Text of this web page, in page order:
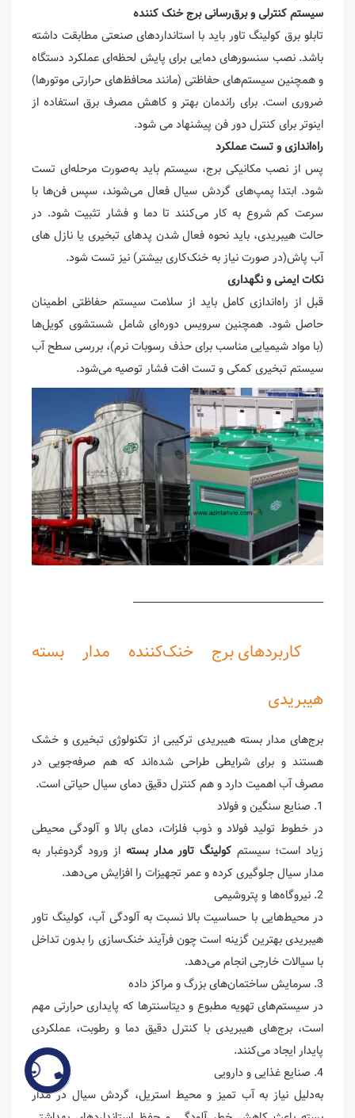
ارتباط با ما
سیستم کنترلی و برق‌رسانی برج خنک کننده
تابلو برق کولینگ تاور باید با استانداردهای صنعتی مطابقت داشته
باشد. نصب سنسورهای دمایی برای پایش لحظه‌ای عملکرد دستگاه
و همچنین سیستم‌های حفاظتی (مانند محافظ‌های حرارتی موتورها)
ضروری است. برای راندمان بهتر و کاهش مصرف برق استفاده از
اینوتر برای کنترل دور فن پیشنهاد می شود.
راه‌اندازی و تست عملکرد
پس از نصب مکانیکی برج، سیستم باید به‌صورت مرحله‌ای تست
شود. ابتدا پمپ‌های گردش سیال فعال می‌شوند، سپس فن‌ها با
سرعت کم شروع به کار می‌کنند تا دما و فشار تثبیت شود. در
حالت هیبریدی، باید نحوه فعال شدن پدهای تبخیری یا نازل های
آب پاش(در صورت نیاز به خنک‌کاری بیشتر) نیز تست شود.
نکات ایمنی و نگهداری
قبل از راه‌اندازی کامل باید از سلامت سیستم حفاظتی اطمینان
حاصل شود. همچنین سرویس دوره‌ای شامل شستشوی کویل‌ها
(با مواد شیمیایی مناسب برای حذف رسوبات نرم)، بررسی سطح آب
سیستم تبخیری کمکی و تست افت فشار توصیه می‌شود.
________________________________________
کاربردهای برج خنک‌کننده مدار بسته
هیبریدی
برج‌های مدار بسته هیبریدی ترکیبی از تکنولوژی تبخیری و خشک
هستند و برای شرایطی طراحی شده‌اند که هم صرفه‌جویی در
مصرف آب اهمیت دارد و هم کنترل دقیق دمای سیال حیاتی است.
1. صنایع سنگین و فولاد
در خطوط تولید فولاد و ذوب فلزات، دمای بالا و آلودگی محیطی
زیاد است؛ سیستمکولینگ تاور مدار بسته از ورود گردوغبار به
مدار سیال جلوگیری کرده و عمر تجهیزات را افزایش می‌دهد.
2. نیروگاه‌ها و پتروشیمی
در محیط‌هایی با حساسیت بالا نسبت به آلودگی آب، کولینگ تاور
هیبریدی بهترین گزینه است چون فرآیند خنک‌سازی را بدون تداخل
با سیالات خارجی انجام می‌دهد.
3. سرمایش ساختمان‌های بزرگ و مراکز داده
در سیستم‌های تهویه مطبوع و دیتاسنترها که پایداری حرارتی مهم
است، برج‌های هیبریدی با کنترل دقیق دما و رطوبت، عملکردی
پایدار ایجاد می‌کنند.
4. صنایع غذایی و دارویی
به‌دلیل نیاز به آب تمیز و محیط استریل، گردش سیال در مدار